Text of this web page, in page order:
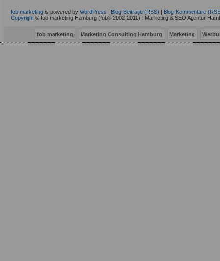
fob marketing is powered by WordPress Blog-Beiträge (RSS)
Blog-Kommentare
Copyright © fob marketing Hamburg (fob® 2002-2010) : Marketing & SEO Agentur
fob marketing Marketing Consulting Hamburg Marketing